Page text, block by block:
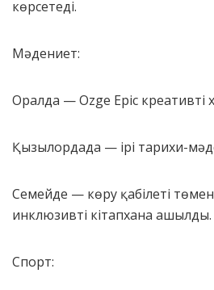
көрсетеді.
Мәдениет:
Оралда — Ozge Epic креативті
Қызылордада — ірі тарихи-
Семейде — көру қабілеті
инклюзивті кітапхана ашылды.
Спорт: